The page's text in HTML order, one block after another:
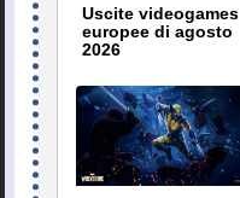
Uscite videogames
europee di agosto
2026